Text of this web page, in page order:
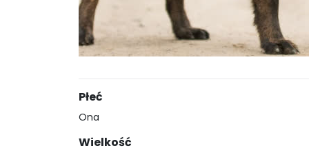
Płeć
Ona
Wielkość